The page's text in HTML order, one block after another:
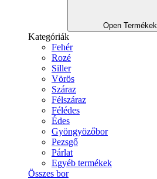
Open Termékek
Kategóriák
Fehér
Rozé
Siller
Vörös
Száraz
Félszáraz
Félédes
Édes
Gyöngyözőbor
Pezsgő
Párlat
Egyéb termékek
Összes bor